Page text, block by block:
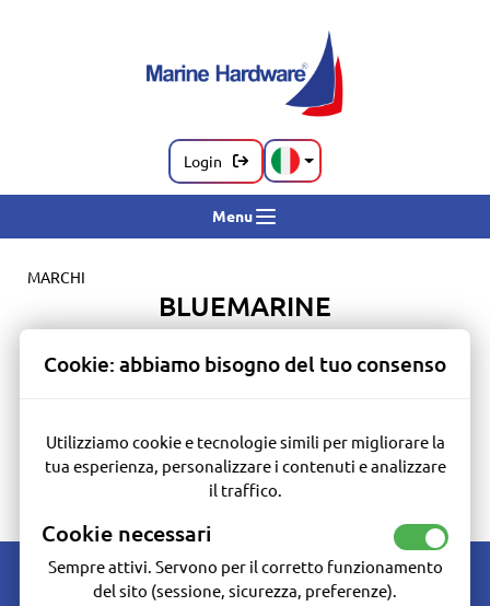
Cookie: abbiamo bisogno del tuo consenso
Utilizziamo cookie e tecnologie simili per migliorare la
tua esperienza, personalizzare i contenuti e analizzare
il traffico.
Cookie necessari
Sempre attivi. Servono per il corretto funzionamento
del sito (sessione, sicurezza, preferenze).
Login
Menu
MARCHI
BLUEMARINE
PULIZIA SCAFO
RICAMBI E MANUTENZIONE